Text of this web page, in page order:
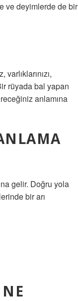
ve deyimlerde de bir
rüyada bal yapan
anlamına
gelir. Doğru yola
bir arı